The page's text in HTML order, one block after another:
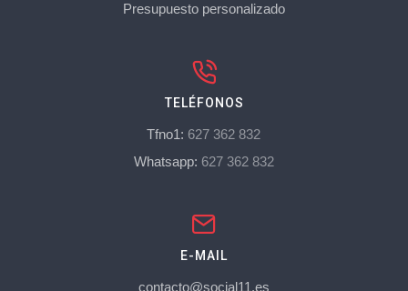
Presupuesto personalizado
TELÉFONOS
Tfno1: 627 362 832
Whatsapp: 627 362 832
E-MAIL
contacto@social11.es